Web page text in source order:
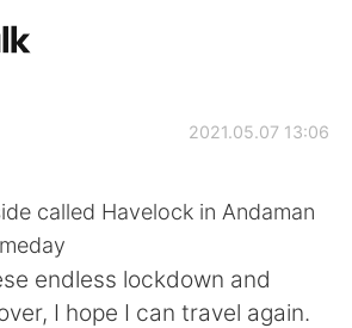
linguistico
2021.05.07 13:06
called Havelock in Andaman
endless lockdown and
I hope I can travel again.